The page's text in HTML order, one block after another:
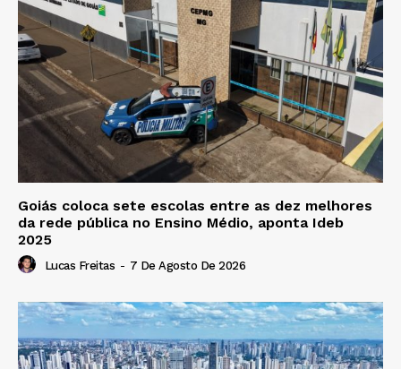
Goiás coloca sete escolas entre as dez melhores
da rede pública no Ensino Médio, aponta Ideb
2025
Lucas Freitas - 7 De Agosto De 2026